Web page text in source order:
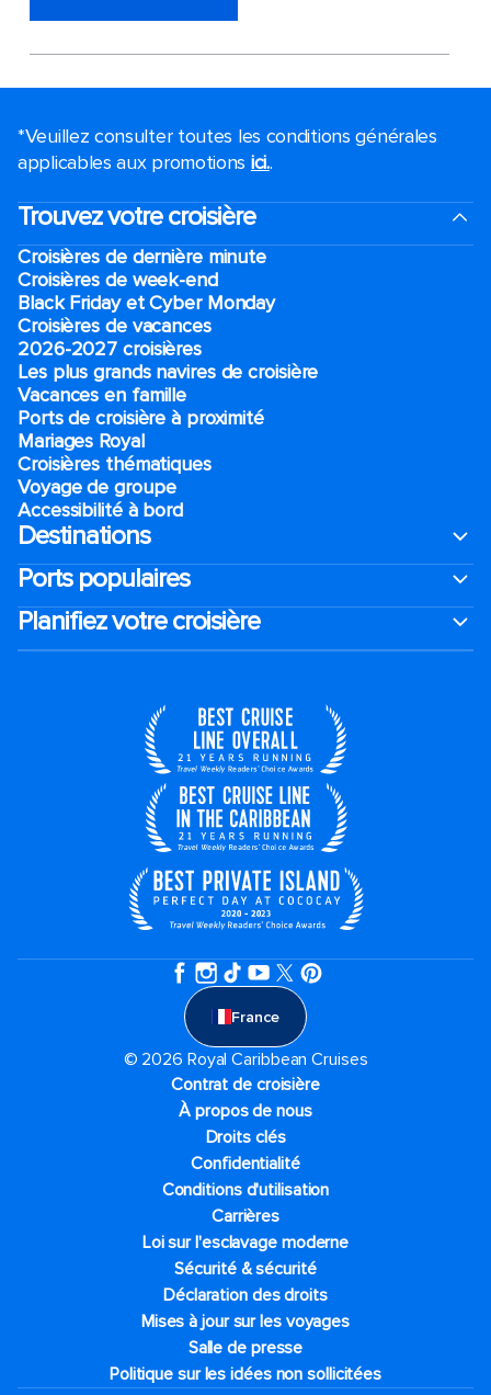
*Veuillez consulter toutes les conditions générales
applicables aux promotions ici..
Trouvez votre croisière
Croisières de dernière minute
Croisières de week-end
Black Friday et Cyber Monday
Croisières de vacances
2026-2027 croisières
Les plus grands navires de croisière
Vacances en famille
Ports de croisière à proximité
Mariages Royal
Croisières thématiques
Voyage de groupe​
Accessibilité à bord​
Destinations
Ports populaires
Planifiez votre croisière
France
© 2026 Royal Caribbean Cruises
Contrat de croisière
À propos de nous
Droits clés
Confidentialité
Conditions d'utilisation
Carrières
Loi sur l'esclavage moderne
Sécurité & sécurité
Déclaration des droits
Mises à jour sur les voyages
Salle de presse
Politique sur les idées non sollicitées